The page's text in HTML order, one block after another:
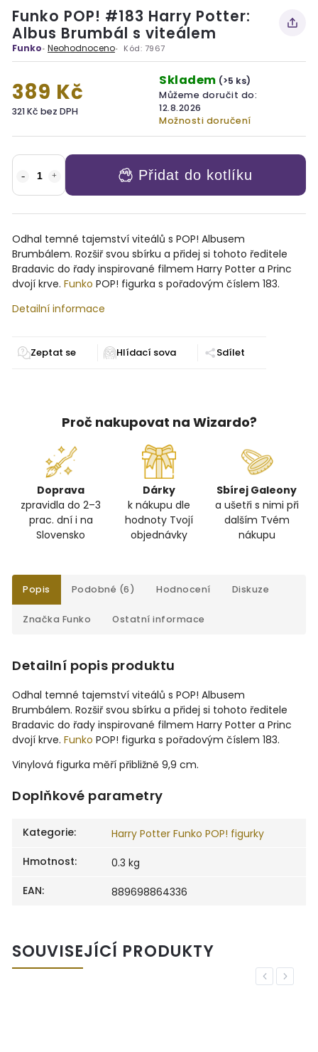
Funko POP! #183 Harry Potter:
Albus Brumbál s viteálem
Funko Neohodnoceno Kód: 7967
389 Kč
321 Kč bez DPH
Skladem (>5 ks)
Můžeme doručit do:
12.8.2026
Možnosti doručení
Přidat do kotlíku
Odhal temné tajemství viteálů s POP! Albusem
Brumbálem. Rozšiř svou sbírku a přidej si tohoto ředitele
Bradavic do řady inspirované filmem Harry Potter a Princ
dvojí krve. Funko POP! figurka s pořadovým číslem 183.
Detailní informace
Zeptat se Sdílet
Proč nakupovat na Wizardo?
Doprava
zpravidla do 2–3
prac. dní i na
Slovensko
Dárky
k nákupu dle
hodnoty Tvojí
objednávky
Sbírej Galeony
a ušetři s nimi při
dalším Tvém
nákupu
Popis Podobné (6) Hodnocení Diskuze
Značka Funko Ostatní informace
Detailní popis produktu
Odhal temné tajemství viteálů s POP! Albusem
Brumbálem. Rozšiř svou sbírku a přidej si tohoto ředitele
Bradavic do řady inspirované filmem Harry Potter a Princ
dvojí krve. Funko POP! figurka s pořadovým číslem 183.
Vinylová figurka měří přibližně 9,9 cm.
Doplňkové parametry
Kategorie:
Harry Potter Funko POP! figurky
Hmotnost:
0.3 kg
EAN: 889698864336
SOUVISEJÍCÍ PRODUKTY
Previous
Next